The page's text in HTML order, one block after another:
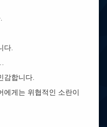
다.
감합니다.
게는 위협적인 소란이